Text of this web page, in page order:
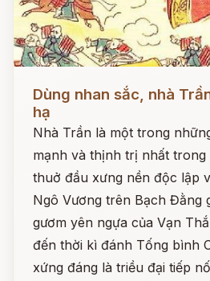
Dùng nhan sắc, nhà
hạ
Nhà Trần là một trong
mạnh và thịnh trị nhất
thuở đầu xưng nền độc lập
Ngô Vương trên Bạch Đằng
gươm yên ngựa của Vạn
đến thời kì đánh Tống bình
xứng đáng là triều đại tiếp